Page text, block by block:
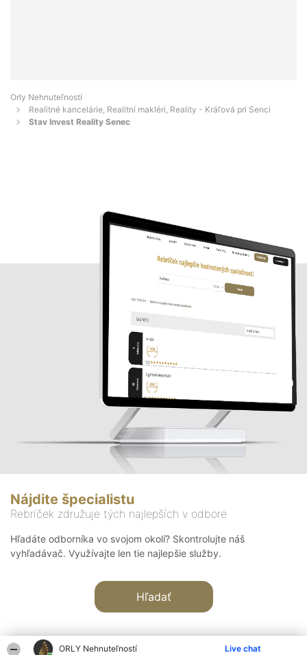
ORLY Nehnuteľností Live chat
Orly Nehnuteľností
Realitné kancelárie, Realitní makléri, Reality - Kráľová pri Senci
Stav Invest Reality Senec
Nájdite špecialistu
Rebríček združuje tých najlepších v odbore
Hľadáte odborníka vo svojom okolí? Skontrolujte náš
vyhľadávač. Využívajte len tie najlepšie služby.
Hľadať